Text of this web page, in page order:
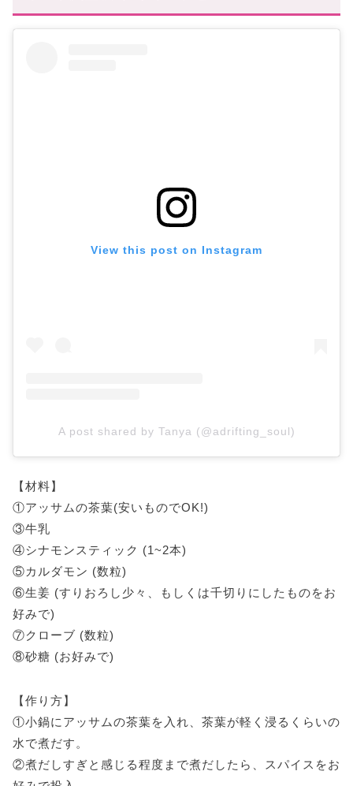
View this post on Instagram
A post shared by Tanya (@adrifting_soul)
【材料】
①アッサムの茶葉(安いものでOK!)
③牛乳
④シナモンスティック (1~2本)
⑤カルダモン (数粒)
⑥生姜 (すりおろし少々、もしくは千切りにしたものをお
好みで)
⑦クローブ (数粒)
⑧砂糖 (お好みで)
【作り方】
①小鍋にアッサムの茶葉を入れ、茶葉が軽く浸るくらいの
水で煮だす。
②煮だしすぎと感じる程度まで煮だしたら、スパイスをお